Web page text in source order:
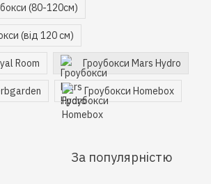
(80-120см)
(від 120 см)
Room Гроубокси Mars Hydro
Гроубокси Homebox
За популярністю